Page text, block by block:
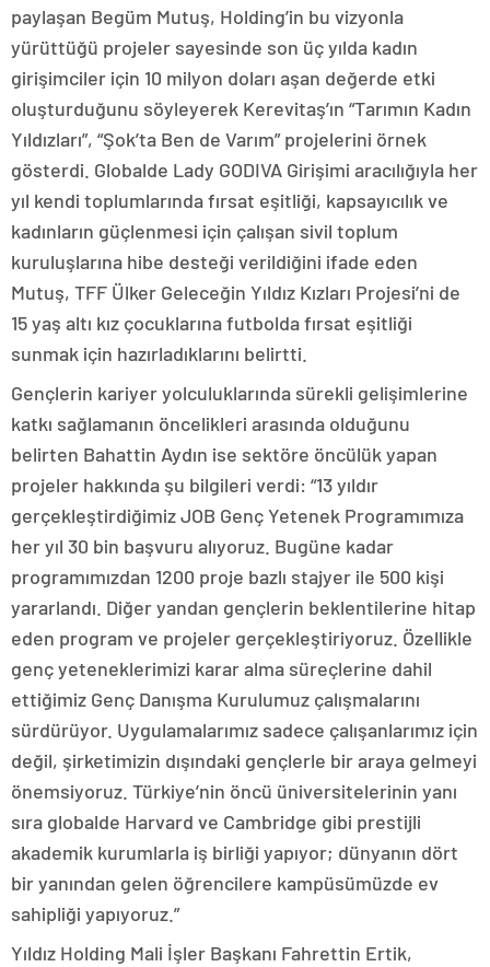
paylaşan Begüm Mutuş, Holding’in bu vizyonla
yürüttüğü projeler sayesinde son üç yılda kadın
girişimciler için 10 milyon doları aşan değerde etki
oluşturduğunu söyleyerek Kerevitaş’ın “Tarımın Kadın
Yıldızları”, “Şok’ta Ben de Varım” projelerini örnek
gösterdi. Globalde Lady GODIVA Girişimi aracılığıyla her
yıl kendi toplumlarında fırsat eşitliği, kapsayıcılık ve
kadınların güçlenmesi için çalışan sivil toplum
kuruluşlarına hibe desteği verildiğini ifade eden
Mutuş, TFF Ülker Geleceğin Yıldız Kızları Projesi’ni de
15 yaş altı kız çocuklarına futbolda fırsat eşitliği
sunmak için hazırladıklarını belirtti.
Gençlerin kariyer yolculuklarında sürekli gelişimlerine
katkı sağlamanın öncelikleri arasında olduğunu
belirten Bahattin Aydın ise sektöre öncülük yapan
projeler hakkında şu bilgileri verdi: “13 yıldır
gerçekleştirdiğimiz JOB Genç Yetenek Programımıza
her yıl 30 bin başvuru alıyoruz. Bugüne kadar
programımızdan 1200 proje bazlı stajyer ile 500 kişi
yararlandı. Diğer yandan gençlerin beklentilerine hitap
eden program ve projeler gerçekleştiriyoruz. Özellikle
genç yeteneklerimizi karar alma süreçlerine dahil
ettiğimiz Genç Danışma Kurulumuz çalışmalarını
sürdürüyor. Uygulamalarımız sadece çalışanlarımız için
değil, şirketimizin dışındaki gençlerle bir araya gelmeyi
önemsiyoruz. Türkiye’nin öncü üniversitelerinin yanı
sıra globalde Harvard ve Cambridge gibi prestijli
akademik kurumlarla iş birliği yapıyor; dünyanın dört
bir yanından gelen öğrencilere kampüsümüzde ev
sahipliği yapıyoruz.”
Yıldız Holding Mali İşler Başkanı Fahrettin Ertik,